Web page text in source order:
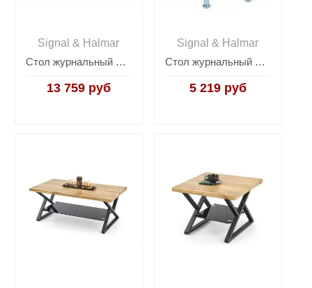
Signal & Halmar
Стол журнальный Halmar YOLANDA
13 759 руб
Signal & Halmar
Стол журнальный Halmar CANARIA (бесцветный)
5 219 руб